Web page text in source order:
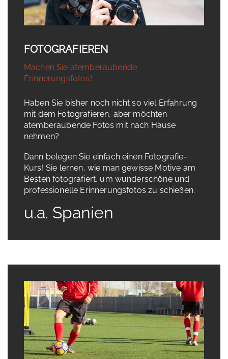
FOTOGRAFIEREN
Machen Sie atemberaubende
Erinnerungsfotos!
Haben Sie bisher noch nicht so viel Erfahrung
mit dem Fotografieren, aber möchten
atemberaubende Fotos mit nach Hause
nehmen?
Dann belegen Sie einfach einen Fotografie-
Kurs! Sie lernen, wie man gewisse Motive am
Besten fotografiert, um wunderschöne und
professionelle Erinnerungsfotos zu schießen.
u.a. Spanien